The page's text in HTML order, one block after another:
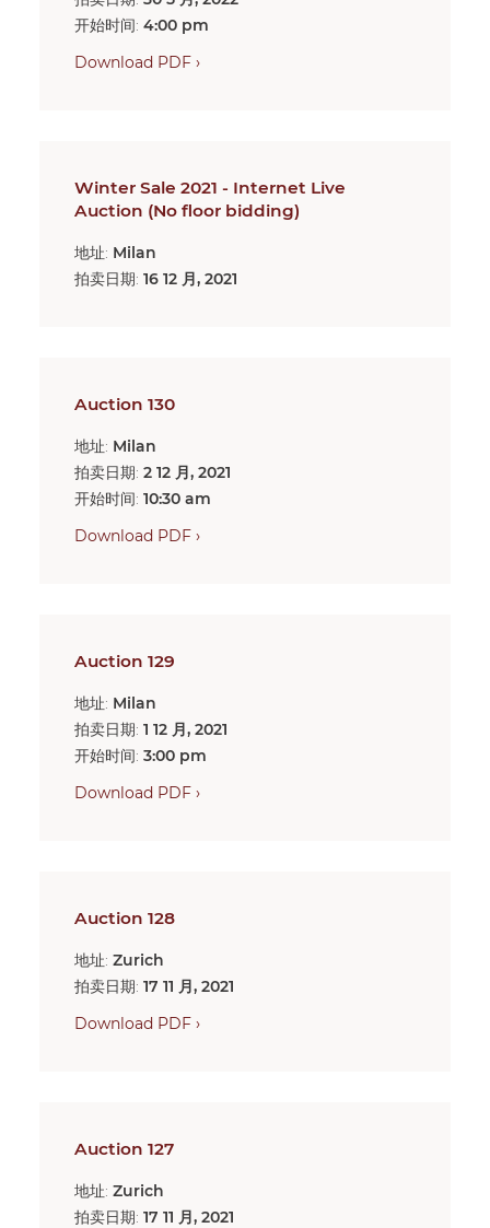
开始时间: 4:00 pm
Download PDF ›
Winter Sale 2021 - Internet Live
Auction (No floor bidding)
地址: Milan
拍卖日期: 16 12 月, 2021
Auction 130
地址: Milan
拍卖日期: 2 12 月, 2021
开始时间: 10:30 am
Download PDF ›
Auction 129
地址: Milan
拍卖日期: 1 12 月, 2021
开始时间: 3:00 pm
Download PDF ›
Auction 128
地址: Zurich
拍卖日期: 17 11 月, 2021
Download PDF ›
Auction 127
地址: Zurich
拍卖日期: 17 11 月, 2021